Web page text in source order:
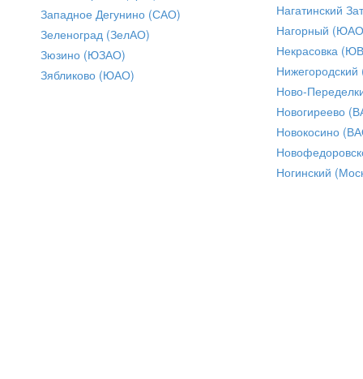
Западное Дегунино (САО)
Зеленоград (ЗелАО)
Зюзино (ЮЗАО)
Зябликово (ЮАО)
Нагатинский
Нагорный
Некрасовка
Ново-
Новогиреево
Новокосино
Ногинский